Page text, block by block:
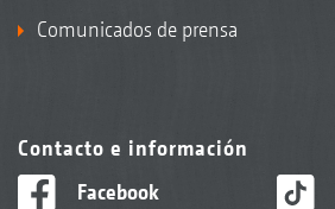
Comunicados de prensa
Contacto e información
Facebook